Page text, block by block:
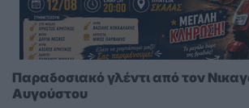
Παραδοσιακό γλέντι από τον
Αυγούστου